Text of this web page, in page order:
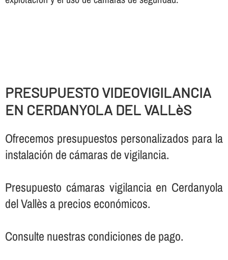
PRESUPUESTO VIDEOVIGILANCIA
EN CERDANYOLA DEL VALLèS
Ofrecemos presupuestos personalizados para la
instalación de cámaras de vigilancia.
Presupuesto cámaras vigilancia en Cerdanyola
del Vallès a precios económicos.
Consulte nuestras condiciones de pago.